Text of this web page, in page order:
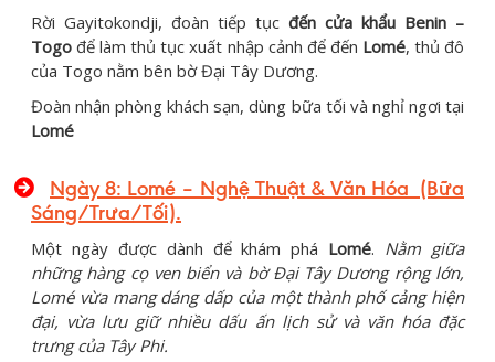
Rời Gayitokondji, đoàn tiếp tục đến cửa khẩu Benin –
Togo để làm thủ tục xuất nhập cảnh để đến Lomé, thủ đô
của Togo nằm bên bờ Đại Tây Dương.
Đoàn nhận phòng khách sạn, dùng bữa tối và nghỉ ngơi tại
Lomé
Ngày 8: Lomé – Nghệ Thuật & Văn Hóa (Bữa
Sáng/Trưa/Tối).
Một ngày được dành để khám phá Lomé. Nằm giữa
những hàng cọ ven biển và bờ Đại Tây Dương rộng lớn,
Lomé vừa mang dáng dấp của một thành phố cảng hiện
đại, vừa lưu giữ nhiều dấu ấn lịch sử và văn hóa đặc
trưng của Tây Phi.